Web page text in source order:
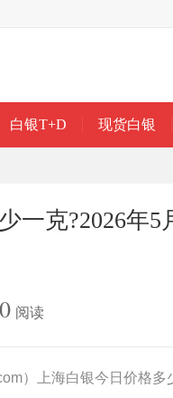
白银T+D 现货白银
一克?2026年5
0 阅读
）上海白银今日价格